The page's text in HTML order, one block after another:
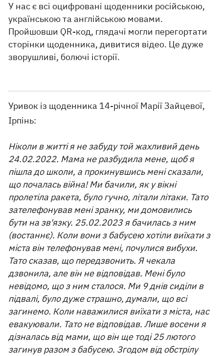
У нас є всі оцифровані щоденники російською,
українською та англійською мовами.
Пройшовши QR-код, глядачі могли перегортати
сторінки щоденника, дивитися відео. Це дуже
зворушливі, болючі історії.
Уривок із щоденника 14-річної Марії Зайцевої,
Ірпінь:
Ніколи в житті я не забуду той жахливий день
24.02.2022. Мама не разбудила мене, щоб я
пішла до школи, а прокинувшись мені сказали,
що почалась війна! Ми бачили, як у вікні
пролетіла ракета, було гучно, літали літаки. Тато
зателефонував мені зранку, ми домовились
бути на зв'язку. 25.02.2023 я бачилась з ним
(востаннє). Коли вони з бабусею хотіли виїхати з
міста він телефонував мені, почулися вибухи.
Тато сказав, що передзвонить. Я чекала
дзвонила, але він не відповідав. Мені було
невідомо, що з ним сталося. Ми 9 днів сиділи в
підвалі, було дуже страшно, думали, що всі
загинемо. Коли наважилися виїхати з міста, нас
евакуювали. Тато не відповідав. Лише восени я
дізналась від мами, що він ще тоді 25 лютого
загинув разом з бабусею. Згодом від обстрілу